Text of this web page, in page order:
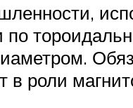
роли